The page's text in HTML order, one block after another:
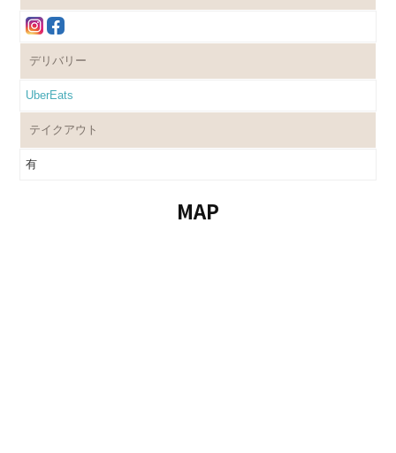
デリバリー
UberEats
テイクアウト
有
MAP